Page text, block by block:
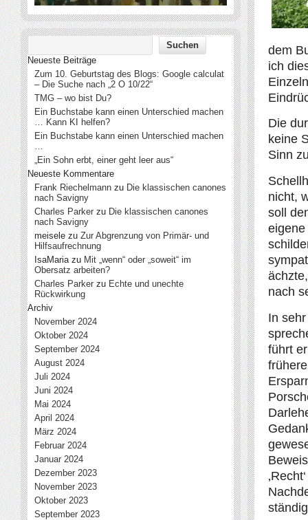
dem
ich
Die
keine
Sinn
nicht,
soll
nach
In
führt
Neueste Beiträge
Zum 10. Geburtstag des Blogs: Google calculat
– Die Suche nach „2 O 10/22“
TMG – wo bist Du?
Ein Buchstabe kann einen Unterschied machen
… Kann KI helfen?
Ein Buchstabe kann einen Unterschied machen
…
„Ein Sohn erbt, einer geht leer aus“
Neueste Kommentare
Frank Riechelmann zu Die klassischen canones
nach Savigny
Charles Parker zu Die klassischen canones
nach Savigny
meisele zu Zur Abgrenzung von Primär- und
Hilfsaufrechnung
IsaMariazu Mit „wenn“ oder „soweit“ im
Obersatz arbeiten?
Charles Parker zu Echte und unechte
Rückwirkung
Archiv
November 2024
Oktober 2024
September 2024
August 2024
Juli 2024
Juni 2024
Mai 2024
April 2024
März 2024
Februar 2024
Januar 2024
Dezember 2023
November 2023
Oktober 2023
September 2023